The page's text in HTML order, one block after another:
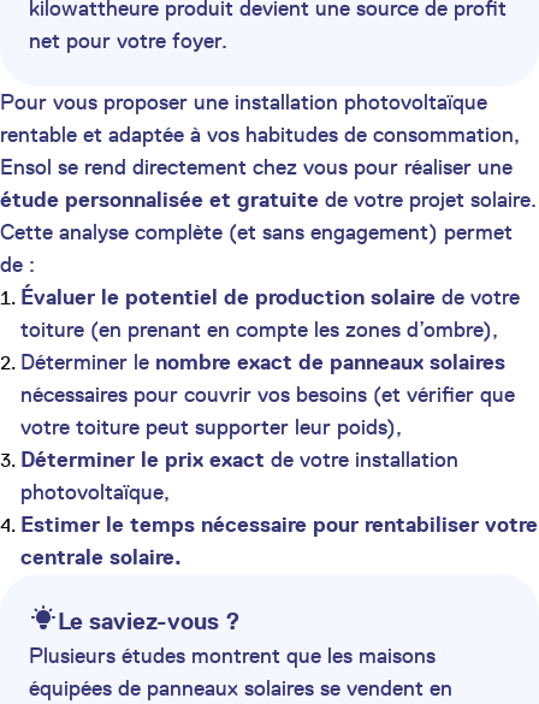
kilowattheure produit devient une source de profit
net pour votre foyer.
Pour vous proposer une installation photovoltaïque
rentable et adaptée à vos habitudes de consommation,
Ensol se rend directement chez vous pour réaliser une
étude personnalisée et gratuite de votre projet solaire.
Cette analyse complète (et sans engagement) permet
de :
Évaluer le potentiel de production solaire de votre
toiture (en prenant en compte les zones d’ombre),
Déterminer le nombre exact de panneaux solaires
nécessaires pour couvrir vos besoins (et vérifier que
votre toiture peut supporter leur poids),
Déterminer le prix exact de votre installation
photovoltaïque,
Estimer le temps nécessaire pour rentabiliser votre
centrale solaire.
Le saviez-vous ?
Plusieurs études montrent que les maisons
équipées de panneaux solaires se vendent en